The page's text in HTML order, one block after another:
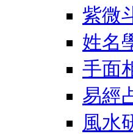
紫微
姓名
手面
易經
風水